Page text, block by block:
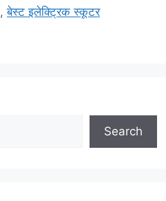
,बेस्ट इलेक्ट्रिक स्कूटर
Search